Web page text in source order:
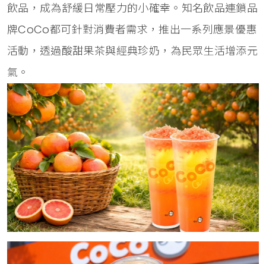
飲品，成為舒緩日常壓力的小確幸。知名飲品連鎖品
牌CoCo都可針對消費者需求，推出一系列應景優惠
活動，透過酸甜果茶與經典珍奶，為民眾生活增添元
氣。